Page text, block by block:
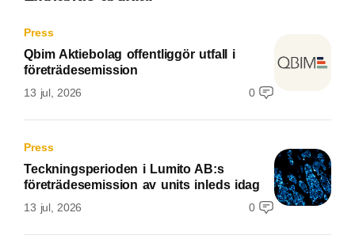
Press
Qbim Aktiebolag offentliggör utfall i
företrädesemission
13 jul, 2026 0
Press
Teckningsperioden i Lumito AB:s
företrädesemission av units inleds idag
13 jul, 2026 0